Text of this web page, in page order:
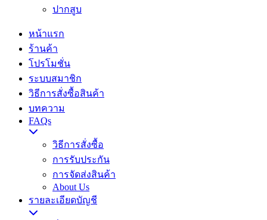
ปากสูบ
หน้าแรก
ร้านค้า
โปรโมชั่น
ระบบสมาชิก
วิธีการสั่งซื้อสินค้า
บทความ
FAQs
วิธีการสั่งซื้อ
การรับประกัน
การจัดส่งสินค้า
About Us
รายละเอียดบัญชี